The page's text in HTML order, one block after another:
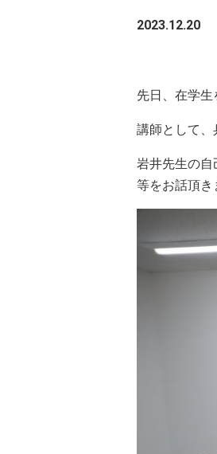
2023.12.20
先日、在学生
講師として
岩井先生の自
等をお話頂き